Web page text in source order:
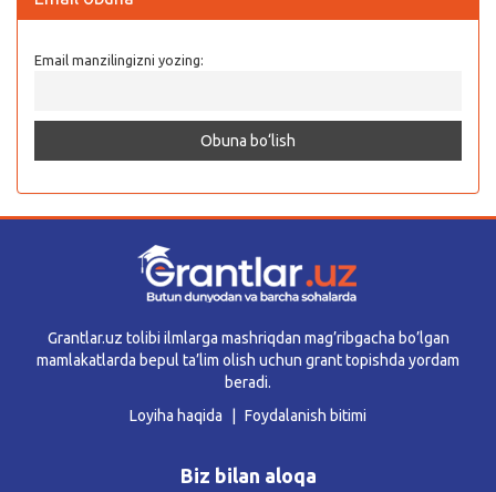
Email manzilingizni yozing:
Grantlar.uz tolibi ilmlarga mashriqdan mag’ribgacha bo’lgan
mamlakatlarda bepul ta’lim olish uchun grant topishda yordam
beradi.
Loyiha haqida
Foydalanish bitimi
Biz bilan aloqa